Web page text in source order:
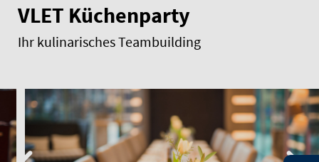
VLET Küchenparty
Ihr kulinarisches Teambuilding